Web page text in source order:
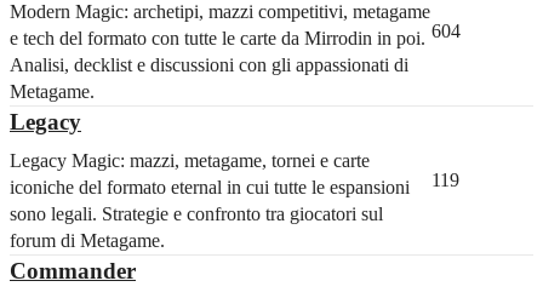
Modern Magic: archetipi, mazzi competitivi, metagame
e tech del formato con tutte le carte da Mirrodin in poi.
Analisi, decklist e discussioni con gli appassionati di
Metagame.
604
Legacy
Legacy Magic: mazzi, metagame, tornei e carte
iconiche del formato eternal in cui tutte le espansioni
sono legali. Strategie e confronto tra giocatori sul
forum di Metagame.
119
Commander